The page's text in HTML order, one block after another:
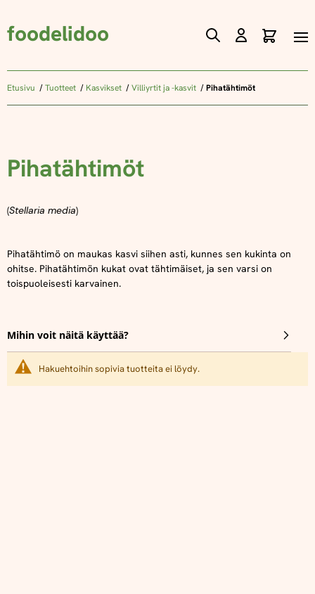
foodelidoo
Skip
Content
Etusivu Tuotteet Kasvikset Villiyrtit ja -kasvit Pihatähtimöt
Pihatähtimöt
(Stellaria media)
Pihatähtimö on maukas kasvi siihen asti, kunnes sen kukinta on
ohitse. Pihatähtimön kukat ovat tähtimäiset, ja sen varsi on
toispuoleisesti karvainen.
Mihin voit näitä käyttää?
Hakuehtoihin sopivia tuotteita ei löydy.